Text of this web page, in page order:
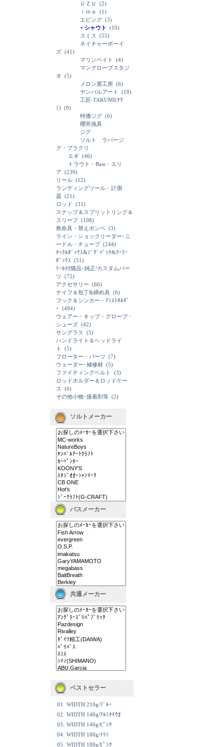
ＵＺＵ
(2)
ｉｍａ
(1)
エビング (3)
+ シャウト
(10)
スミス
(55)
ネイチャーボーイ
ズ (41)
マリンベイト
(4)
マングローブスタジ
オ (5)
メロン屋工房 (6)
ヤンバルアート
(18)
工匠-TAKUMI(ﾀｸ
ﾐ) (9)
特価ジグ (6)
櫻井漁具
ジグ
ソルト ラバージ
グ・ブラクリ
エギ (46)
トラウト・Bass・エリ
ア (239)
リール (12)
ランディングツール・計測
器 (21)
ロッド (31)
スナップ＆スプリットリング＆
スリーブ (108)
救命具・替えボンベ (3)
ライン・ショックリーダー･ニ
ードル・チューブ (244)
ﾀｯｸﾙﾎﾞｯｸｽ&ｼﾞｸﾞﾊﾞｯｸ&ｸｰﾗｰ
ﾎﾞｯｸｽ (51)
ﾘｰﾙ付随品･純正/カスタムパー
ツ (72)
アクセサリー (66)
ナイフ＆包丁&締め具 (6)
フック＆シンカー・ｱｼｽﾄﾎﾙﾀﾞ
ｰ (494)
ウェアー・キップ・グローブ・
シューズ (42)
サングラス
(5)
ハンドライト＆ヘッドライ
ト
(5)
フローター・パーツ (7)
ウェーダー･補修材 (5)
ファイティングベルト
(3)
ロッドホルダー＆ロッドケー
ス
(6)
その他小物･接着剤等 (2)
ソルトメーカー
バスメーカー
共通メーカー
ベストセラー
01.
WIDTH 210g/ﾌﾞﾙｰ
02.
WIDTH 140g/ｱﾙﾐﾀﾁｳｵ
03.
WIDTH 140g/ﾋﾟﾝｸ
04. WIDTH 180g/ｲﾜｼ
05.
WIDTH 180g/ﾋﾟﾝｸ